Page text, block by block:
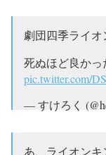
劇団四季ライオ
死ぬほど良か
pic.twitter.com/
— すけろく
あ、ライオン